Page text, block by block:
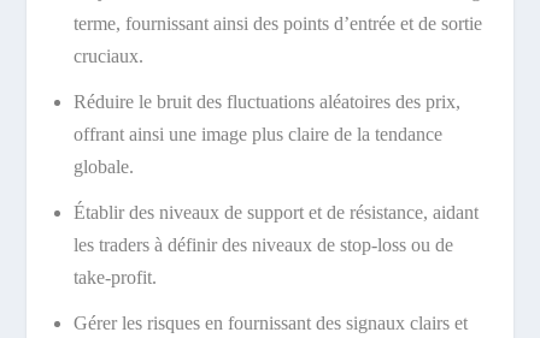
terme, fournissant ainsi des points d’entrée et de sortie
cruciaux.
Réduire le bruit des fluctuations aléatoires des prix,
offrant ainsi une image plus claire de la tendance
globale.
Établir des niveaux de support et de résistance, aidant
les traders à définir des niveaux de stop-loss ou de
take-profit.
Gérer les risques en fournissant des signaux clairs et